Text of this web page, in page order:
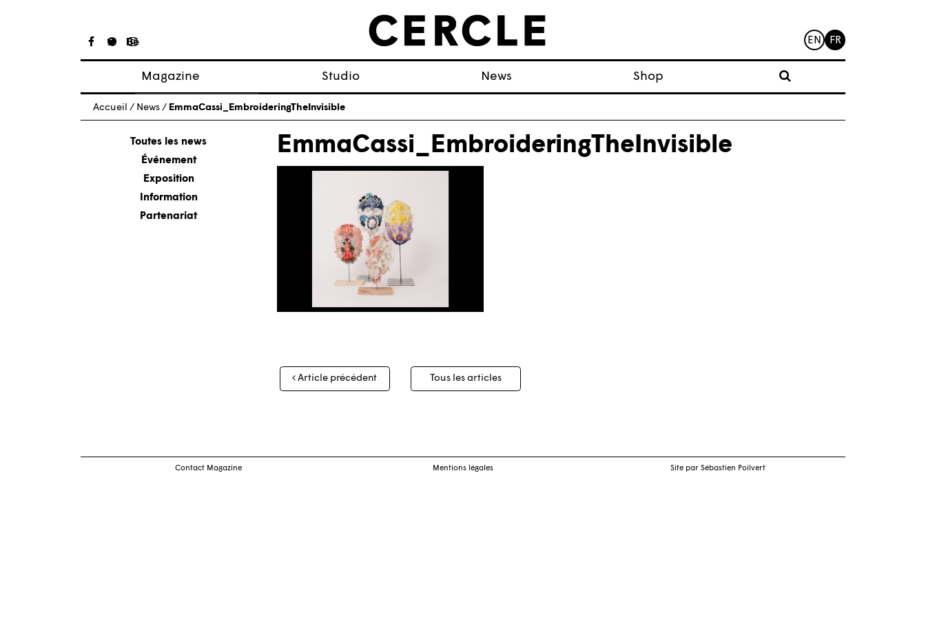
EN FR
Magazine
Articles
À propos
Numéros
Studio News Shop
Accueil / News / EmmaCassi_EmbroideringTheInvisible
Toutes les news
Événement
Exposition
Information
Partenariat
EmmaCassi_EmbroideringTheInvisible
Navigation
des
Article précédent Tous les articles
Contact Magazine Mentions légales Site par Sébastien Poilvert